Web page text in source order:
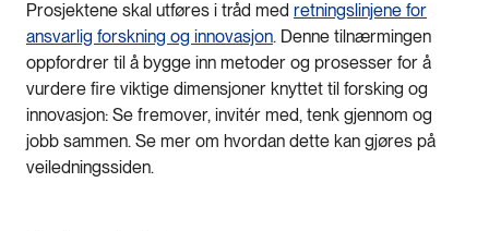
Prosjektene skal utføres i tråd med retningslinjene for
ansvarlig forskning og innovasjon. Denne tilnærmingen
oppfordrer til å bygge inn metoder og prosesser for å
vurdere fire viktige dimensjoner knyttet til forsking og
innovasjon: Se fremover, invitér med, tenk gjennom og
jobb sammen. Se mer om hvordan dette kan gjøres på
veiledningssiden.